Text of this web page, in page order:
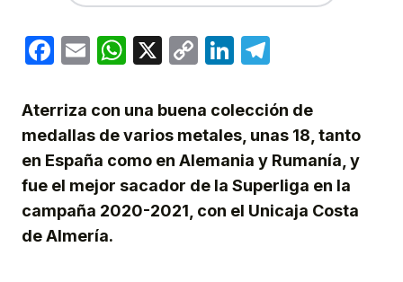
Facebook
EmailWhatsApp
X
CopyLinkedIn
Aterriza con una buena colección de
medallas de varios metales, unas 18, tanto
en España como en Alemania y Rumanía, y
fue el mejor sacador de la Superliga en la
campaña 2020-2021, con el Unicaja Costa
de Almería.